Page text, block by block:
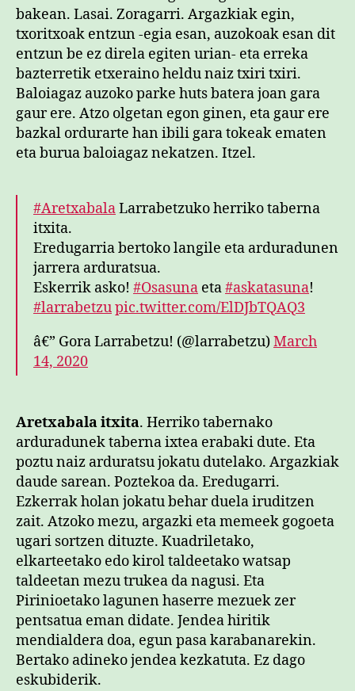
bakean. Lasai. Zoragarri. Argazkiak egin,
txoritxoak entzun -egia esan, auzokoak esan dit
entzun be ez direla egiten urian- eta erreka
bazterretik etxeraino heldu naiz txiri txiri.
Baloiagaz auzoko parke huts batera joan gara
gaur ere. Atzo olgetan egon ginen, eta gaur ere
bazkal ordurarte han ibili gara tokeak ematen
eta burua baloiagaz nekatzen. Itzel.
#AretxabalaLarrabetzuko herriko taberna
itxita.
Eredugarria bertoko langile eta arduradunen
jarrera arduratsua.
Eskerrik asko! #Osasuna eta#askatasuna!
#larrabetzupic.twitter.com/ElDJbTQAQ3
â€” Gora Larrabetzu! (@larrabetzu)March
14, 2020
Aretxabala itxita. Herriko tabernako
arduradunek taberna ixtea erabaki dute. Eta
poztu naiz arduratsu jokatu dutelako. Argazkiak
daude sarean. Poztekoa da. Eredugarri.
Ezkerrak holan jokatu behar duela iruditzen
zait. Atzoko mezu, argazki eta memeek gogoeta
ugari sortzen dituzte. Kuadriletako,
elkarteetako edo kirol taldeetako watsap
taldeetan mezu trukea da nagusi. Eta
Pirinioetako lagunen haserre mezuek zer
pentsatua eman didate. Jendea hiritik
mendialdera doa, egun pasa karabanarekin.
Bertako adineko jendea kezkatuta. Ez dago
eskubiderik.